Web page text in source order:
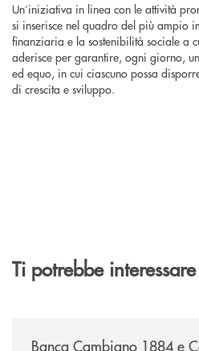
Un’iniziativa in linea con le attività
si inserisce nel quadro del più ampio
finanziaria e la sostenibilità sociale a
aderisce per garantire, ogni giorno,
ed equo, in cui ciascuno possa
di crescita e sviluppo.
Ti potrebbe
Banca Cambiano 1884 e